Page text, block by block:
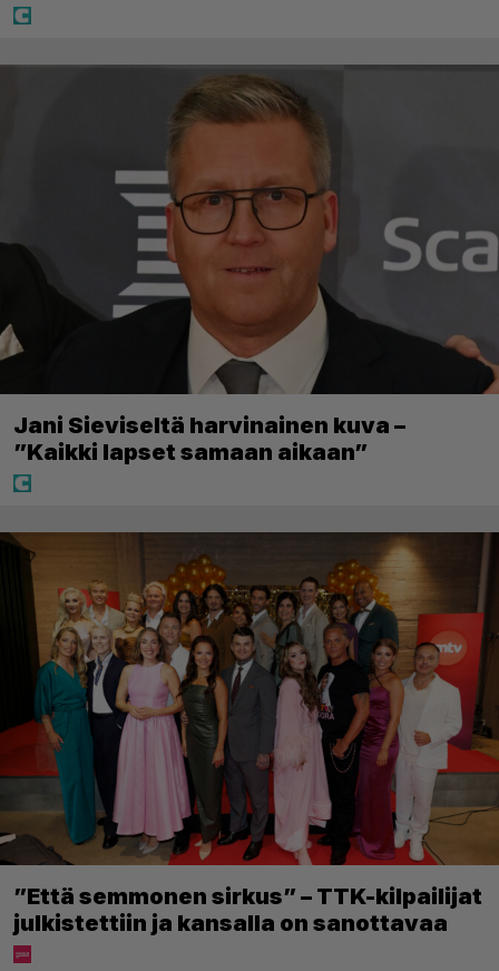
Jani Sieviseltä harvinainen kuva –
”Kaikki lapset samaan aikaan”
”Että semmonen sirkus” – TTK-kilpailijat
julkistettiin ja kansalla on sanottavaa